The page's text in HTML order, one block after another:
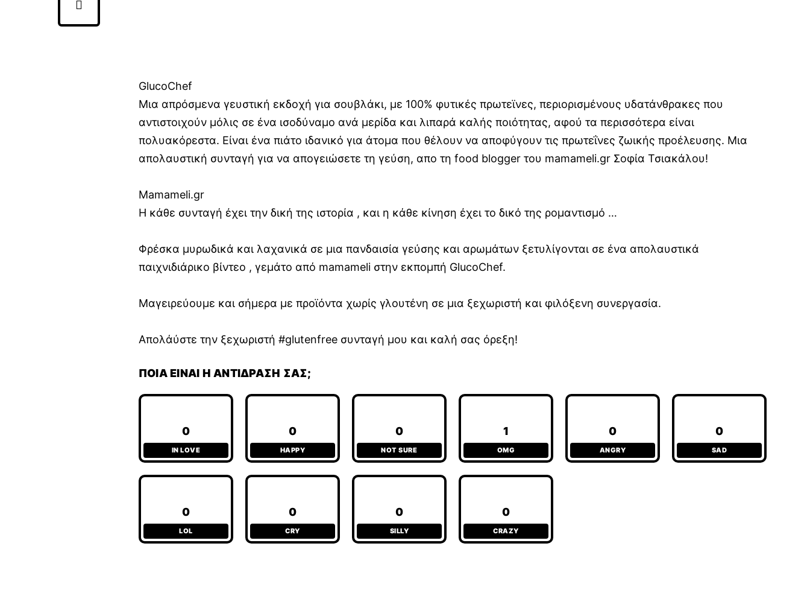
GlucoChef
Μια απρόσμενα γευστική εκδοχή για σουβλάκι, με 100% φυτικές πρωτεϊνες, περιορισμένους υδατάνθρακες που
αντιστοιχούν μόλις σε ένα ισοδύναμο ανά μερίδα και λιπαρά καλής ποιότητας, αφού τα περισσότερα είναι
πολυακόρεστα. Είναι ένα πιάτο ιδανικό για άτομα που θέλουν να αποφύγουν τις πρωτεΐνες ζωικής προέλευσης. Μια
απολαυστική συνταγή για να απογειώσετε τη γεύση, απο τη food blogger του mamameli.gr Σοφία Τσιακάλου!
Mamameli.gr
Η κάθε συνταγή έχει την δική της ιστορία , και η κάθε κίνηση έχει το δικό της ρομαντισμό …
Φρέσκα μυρωδικά και λαχανικά σε μια πανδαισία γεύσης και αρωμάτων ξετυλίγονται σε ένα απολαυστικά
παιχνιδιάρικο βίντεο , γεμάτο από mamameli στην εκπομπή GlucoChef.
Μαγειρεύουμε και σήμερα με προϊόντα χωρίς γλουτένη σε μια ξεχωριστή και φιλόξενη συνεργασία.
Απολάύστε την ξεχωριστή #glutenfree συνταγή μου και καλή σας όρεξη!
ΠΟΙΑ ΕΊΝΑΙ Η ΑΝΤΊΔΡΑΣΉ ΣΑΣ;
0
IN LOVE
0
HAPPY
0
NOT SURE
1
OMG
0
ANGRY
0
SAD
0
LOL
0
CRY
0
SILLY
0
CRAZY